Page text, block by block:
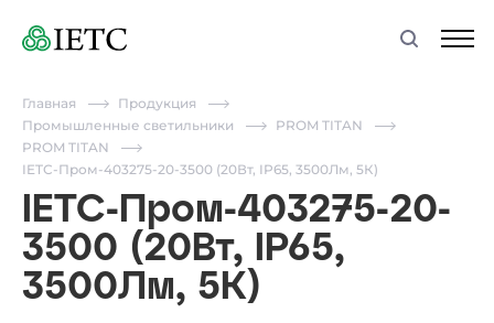
Главная
Продукция
Промышленные светильники
PROM TITAN
PROM TITAN
IETC-Пром-403275-20-3500 (20Вт, IP65, 3500Лм, 5К)
IETC-Пром-403275-20-
3500 (20Вт, IP65,
3500Лм, 5К)